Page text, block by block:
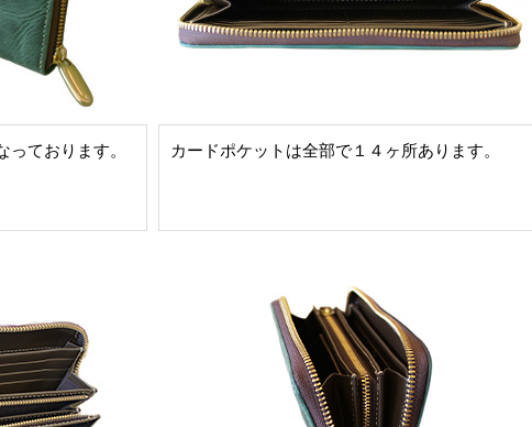
ております。 カードポケットは全部で１４ヶ所あります。